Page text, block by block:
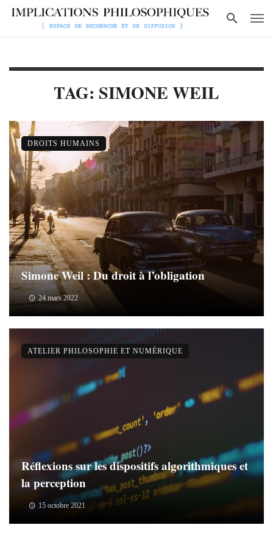
TAG: SIMONE WEIL
Simone Weil : Du droit à l’obligation
24 mars 2022
DROITS HUMAINS
Réflexions sur les dispositifs algorithmiques et
la perception
15 octobre 2021
ATELIER PHILOSOPHIE ET NUMÉRIQUE